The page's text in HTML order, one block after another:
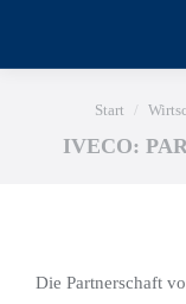
Sie
Start
IVECO:
Die Partnerschaft